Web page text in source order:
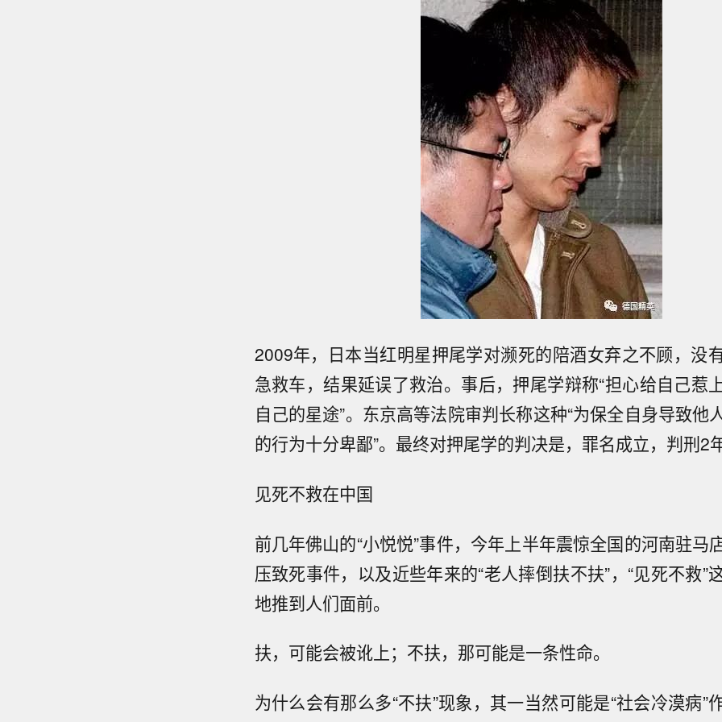
2009年，日本当红明星押尾学对濒死的陪酒女弃之不顾，没
急救车，结果延误了救治。事后，押尾学辩称“担心给自己惹
自己的星途”。东京高等法院审判长称这种“为保全自身导致他
的行为十分卑鄙”。最终对押尾学的判决是，罪名成立，判刑2
见死不救在中国
前几年佛山的“小悦悦”事件，今年上半年震惊全国的河南驻马
压致死事件，以及近些年来的“老人摔倒扶不扶”，“见死不救”
地推到人们面前。
扶，可能会被讹上；不扶，那可能是一条性命。
为什么会有那么多“不扶”现象，其一当然可能是“社会冷漠病”